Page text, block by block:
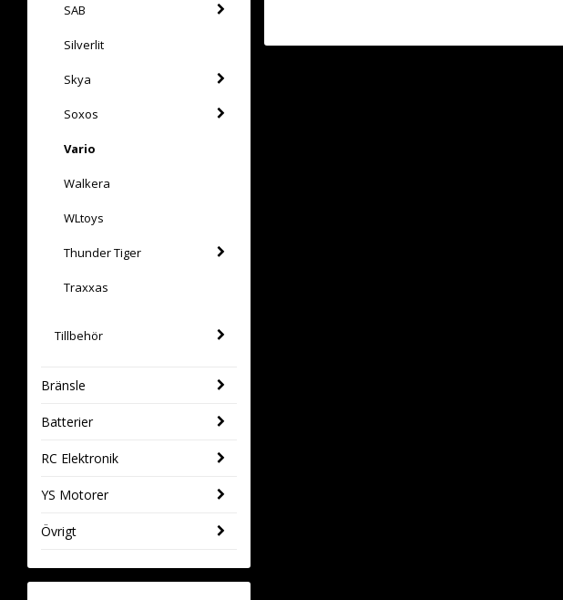
SAB
Silverlit
Skya
Soxos
Vario
Walkera
WLtoys
Thunder Tiger
Traxxas
Tillbehör
Bränsle
Batterier
RC Elektronik
YS Motorer
Övrigt